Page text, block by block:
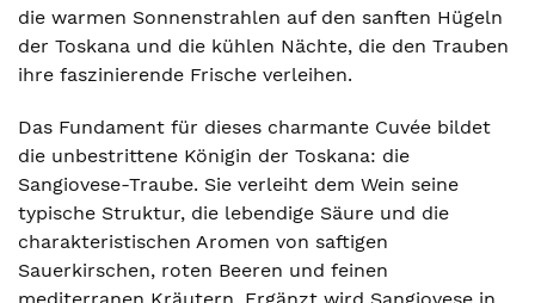
die warmen Sonnenstrahlen auf den sanften Hügeln
der Toskana und die kühlen Nächte, die den Trauben
ihre faszinierende Frische verleihen.
Das Fundament für dieses charmante Cuvée bildet
die unbestrittene Königin der Toskana: die
Sangiovese-Traube. Sie verleiht dem Wein seine
typische Struktur, die lebendige Säure und die
charakteristischen Aromen von saftigen
Sauerkirschen, roten Beeren und feinen